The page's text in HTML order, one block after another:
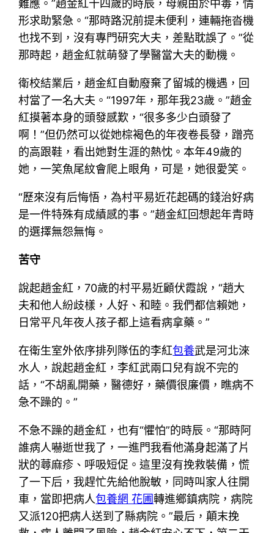
難應。”趙金紅十四歲的時辰，母親由於中毒，情
形求助緊急。“那時路況前提未便利，連輛拖沓機
也找不到，沒有專門研究大夫，差點耽誤了。”從
那時起，趙金紅就萌發了學醫當大夫的動機。
衛校結業后，趙金紅自動廢棄了留城的機遇，回
村當了一名大夫。“1997年，那年我23歲。”趙金
紅摸著本身的頭發感歎，“很多多少白頭發了
啊！”但仍然可以從她棕褐色的年夜卷長發，蹭亮
的高跟鞋，看出她對生涯的熱忱。本年49歲的
她，一笑魚尾紋會爬上眼角，可是，她很愛笑。
“歷來沒有后悔悟，為村平易近花起碼的錢治好病
是一件特殊有成績感的事。”趙金紅回想起年青時
的選擇無怨無悔。
苦守
說起趙金紅，70歲的村平易近顧伏霞說，“趙大
夫和他人紛歧樣，人好、和睦。我們都信賴她，
日常平凡年夜人孩子都上這看病拿藥。”
在衛生室外依序排列隊伍的李紅包養武是河北淶
水人，說起趙金紅，李紅武兩口兒有說不完的
話，“不胡亂開藥，醫德好，藥價很廉價，瞧病不
急不躁的。”
不急不躁的趙金紅，也有“懼怕”的時辰。“那時阿
誰病人嚇逝世我了，一進門我看他滿身起滿了片
狀的蕁麻疹、呼吸短促。這里沒有挽救裝備，慌
了一下后，我趕忙先給他脫敏，同時叫家人往開
車，當即把病人包養網 花圃轉進鄉鎮病院，病院
又派120把病人送到了縣病院。”最后，顛末挽